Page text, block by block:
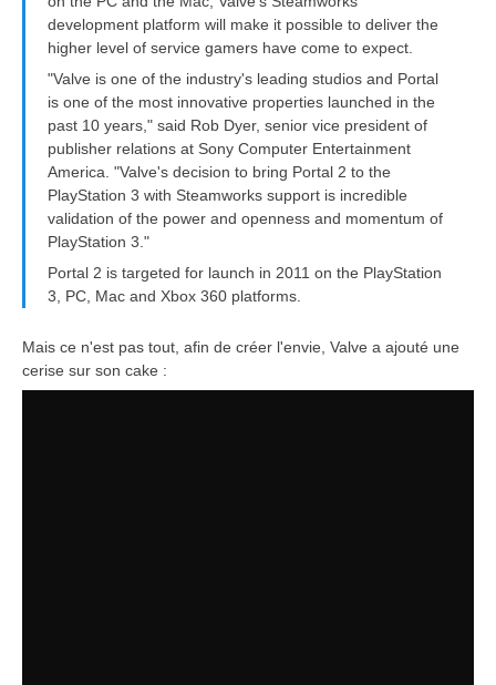
development platform will make it possible to deliver the
higher level of service gamers have come to expect.
"Valve is one of the industry's leading studios and Portal
is one of the most innovative properties launched in the
past 10 years," said Rob Dyer, senior vice president of
publisher relations at Sony Computer Entertainment
America. "Valve's decision to bring Portal 2 to the
PlayStation 3 with Steamworks support is incredible
validation of the power and openness and momentum of
PlayStation 3."
Portal 2 is targeted for launch in 2011 on the PlayStation
3, PC, Mac and Xbox 360 platforms.
Mais ce n'est pas tout, afin de créer l'envie, Valve a ajouté une
cerise sur son cake :